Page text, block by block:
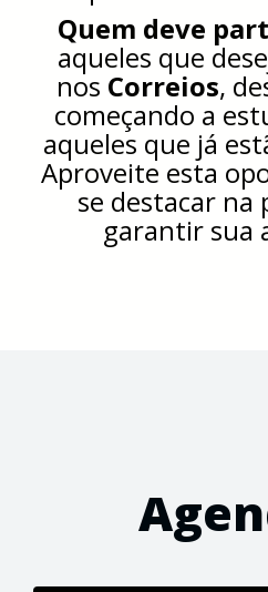
Quem deve
aqueles que
nos Correios,
começando a
aqueles que já
Aproveite esta
se destacar na
garantir sua